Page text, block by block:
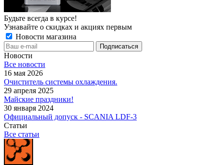
Будьте всегда в курсе!
Узнавайте о скидках и акциях первым
Новости магазина
Новости
Все новости
16 мая 2026
Очиститель системы охлаждения.
29 апреля 2025
Майские праздники!
30 января 2024
Официальный допуск - SCANIA LDF-3
Статьи
Все статьи